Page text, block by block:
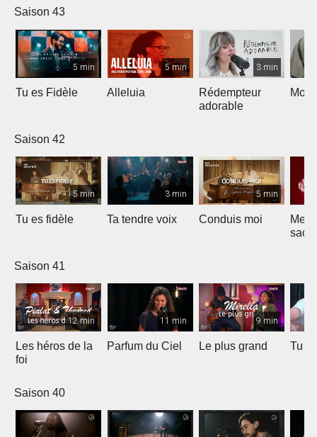
Saison 43
5 min
Tu es Fidèle
5 min
Alleluia
3 min
Rédempteur
adorable
Mon
Saison 42
5 min
Tu es fidèle
3 min
Ta tendre voix
5 min
Conduis moi
Saison 41
12 min
Les héros de la
foi
11 min
Parfum du Ciel
9 min
Le plus grand Tu
Saison 40